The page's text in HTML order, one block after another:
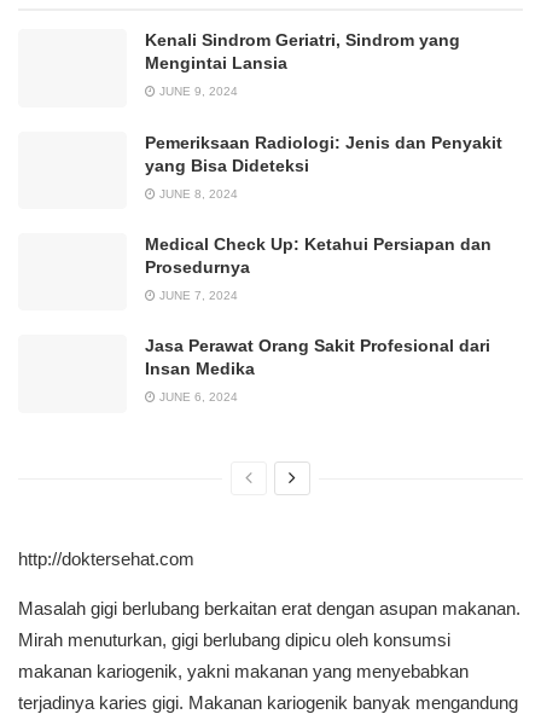
Kenali Sindrom Geriatri, Sindrom yang
Mengintai Lansia
JUNE 9, 2024
Pemeriksaan Radiologi: Jenis dan Penyakit
yang Bisa Dideteksi
JUNE 8, 2024
Medical Check Up: Ketahui Persiapan dan
Prosedurnya
JUNE 7, 2024
Jasa Perawat Orang Sakit Profesional dari
Insan Medika
JUNE 6, 2024
http://doktersehat.com
Masalah gigi berlubang berkaitan erat dengan asupan makanan.
Mirah menuturkan, gigi berlubang dipicu oleh konsumsi
makanan kariogenik, yakni makanan yang menyebabkan
terjadinya karies gigi. Makanan kariogenik banyak mengandung